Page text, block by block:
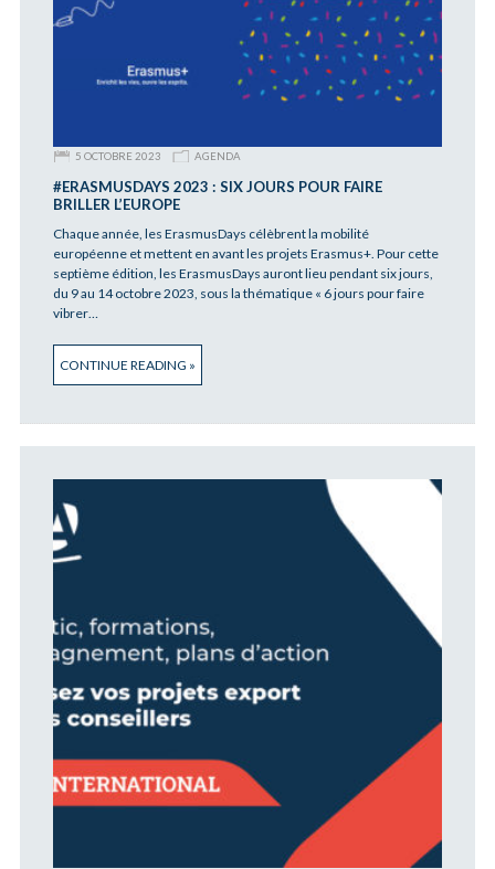
5 OCTOBRE 2023 AGENDA
#ERASMUSDAYS 2023 : SIX JOURS POUR FAIRE
BRILLER L’EUROPE
Chaque année, les ErasmusDays célèbrent la mobilité
européenne et mettent en avant les projets Erasmus+. Pour cette
septième édition, les ErasmusDays auront lieu pendant six jours,
du 9 au 14 octobre 2023, sous la thématique « 6 jours pour faire
vibrer…
CONTINUE READING »